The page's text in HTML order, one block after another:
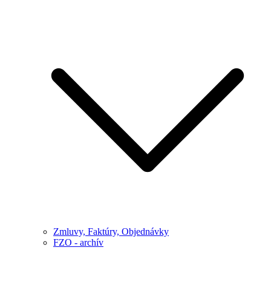
Zmluvy, Faktúry, Objednávky
FZO - archív